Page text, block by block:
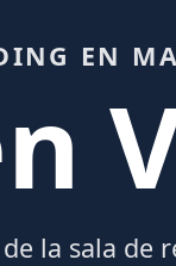
EN
la sala de